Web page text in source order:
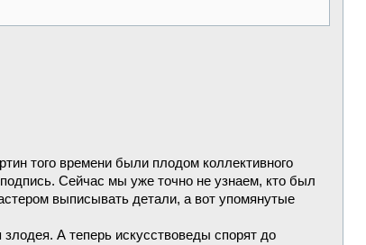
того времени были плодом коллективного
Сейчас мы уже точно не узнаем, кто был
выписывать детали, а вот упомянутые
А теперь искусствоведы спорят до